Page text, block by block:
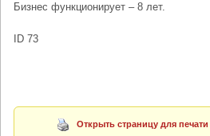
Бизнес функционирует – 8 лет.
ID 73
Открыть страницу для печати